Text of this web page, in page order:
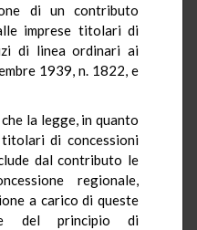
di un contributo
imprese titolari di
di linea ordinari ai
1939, n. 1822, e
la legge, in quanto
di concessioni
dal contributo le
regionale,
a carico di queste
del principio di